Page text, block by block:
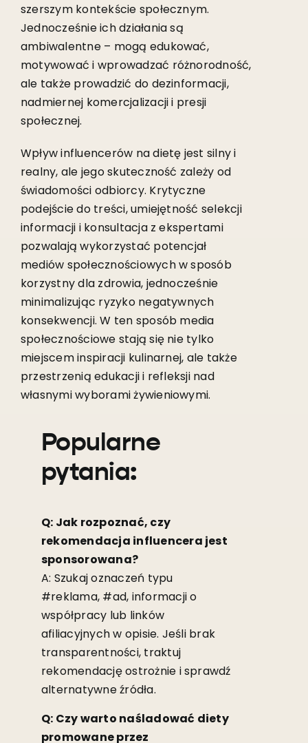
szerszym kontekście społecznym.
Jednocześnie ich działania są
ambiwalentne – mogą edukować,
motywować i wprowadzać różnorodność,
ale także prowadzić do dezinformacji,
nadmiernej komercjalizacji i presji
społecznej.
Wpływ influencerów na dietę jest silny i
realny, ale jego skuteczność zależy od
świadomości odbiorcy. Krytyczne
podejście do treści, umiejętność selekcji
informacji i konsultacja z ekspertami
pozwalają wykorzystać potencjał
mediów społecznościowych w sposób
korzystny dla zdrowia, jednocześnie
minimalizując ryzyko negatywnych
konsekwencji. W ten sposób media
społecznościowe stają się nie tylko
miejscem inspiracji kulinarnej, ale także
przestrzenią edukacji i refleksji nad
własnymi wyborami żywieniowymi.
Popularne
pytania:
Q: Jak rozpoznać, czy
rekomendacja influencera jest
sponsorowana?
A: Szukaj oznaczeń typu
#reklama, #ad, informacji o
współpracy lub linków
afiliacyjnych w opisie. Jeśli brak
transparentności, traktuj
rekomendację ostrożnie i sprawdź
alternatywne źródła.
Q: Czy warto naśladować diety
promowane przez